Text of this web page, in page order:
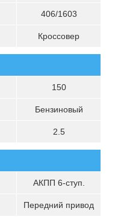
406/1603
Кроссовер
150
Бензиновый
2.5
АКПП 6-ступ.
Передний привод